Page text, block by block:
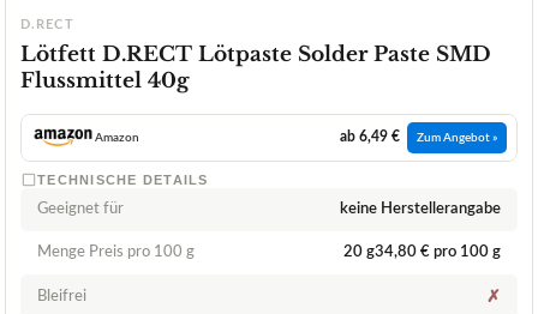
D.RECT
Lötfett D.RECT Lötpaste Solder Paste SMD
Flussmittel 40g
Amazon ab 6,49 € Zum Angebot »
TECHNISCHE DETAILS
Geeignet für keine Herstellerangabe
Menge Preis pro 100 g 20 g34,80 € pro 100 g
Bleifrei ✗